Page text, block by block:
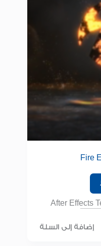
Fire
After Effects
إضافة إلى السلة